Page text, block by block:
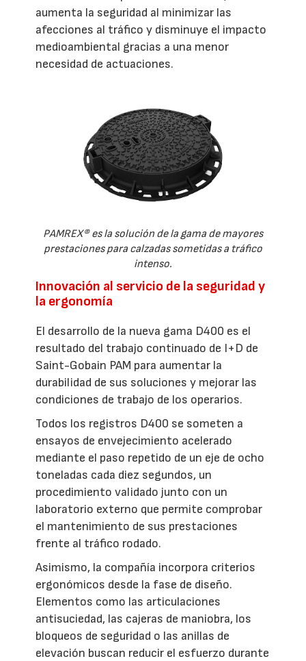
aumenta la seguridad al minimizar las
afecciones al tráfico y disminuye el impacto
medioambiental gracias a una menor
necesidad de actuaciones.
PAMREX® es la solución de la gama de mayores
prestaciones para calzadas sometidas a tráfico
intenso.
Innovación al servicio de la seguridad y
la ergonomía
El desarrollo de la nueva gama D400 es el
resultado del trabajo continuado de I+D de
Saint-Gobain PAM para aumentar la
durabilidad de sus soluciones y mejorar las
condiciones de trabajo de los operarios.
Todos los registros D400 se someten a
ensayos de envejecimiento acelerado
mediante el paso repetido de un eje de ocho
toneladas cada diez segundos, un
procedimiento validado junto con un
laboratorio externo que permite comprobar
el mantenimiento de sus prestaciones
frente al tráfico rodado.
Asimismo, la compañía incorpora criterios
ergonómicos desde la fase de diseño.
Elementos como las articulaciones
antisuciedad, las cajeras de maniobra, los
bloqueos de seguridad o las anillas de
elevación buscan reducir el esfuerzo durante